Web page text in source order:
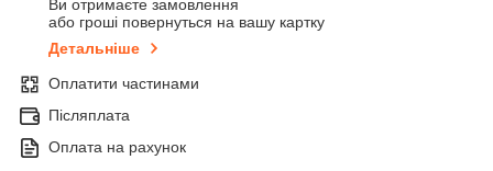
Ви отримаєте замовлення
або гроші повернуться на вашу картку
Детальніше
Оплатити частинами
Післяплата
Оплата на рахунок